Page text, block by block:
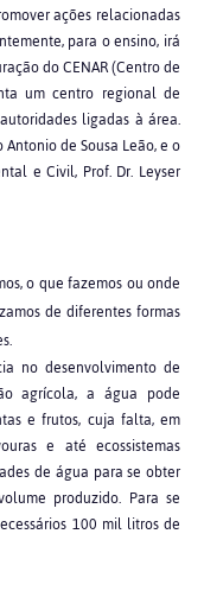
ações relacionadas
para o ensino, irá
do CENAR (Centro de
um centro regional de
ligadas à área.
Antonio de Sousa Leão, e o
e Civil, Prof. Dr. Leyser
o que fazemos ou onde
de diferentes formas
no desenvolvimento de
agrícola, a água pode
e frutos, cuja falta, em
e até ecossistemas
de água para se obter
produzido. Para se
100 mil litros de